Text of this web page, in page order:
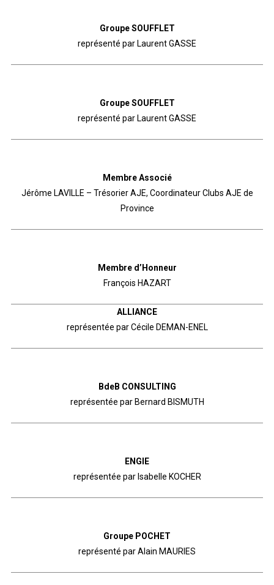
Groupe SOUFFLET
représenté par Laurent GASSE
Groupe SOUFFLET
représenté par Laurent GASSE
Membre Associé
Jérôme LAVILLE – Trésorier AJE, Coordinateur Clubs AJE de
Province
Membre d’Honneur
François HAZART
ALLIANCE
représentée par Cécile DEMAN-ENEL
BdeB CONSULTING
représentée par Bernard BISMUTH
ENGIE
représentée par Isabelle KOCHER
Groupe POCHET
représenté par Alain MAURIES